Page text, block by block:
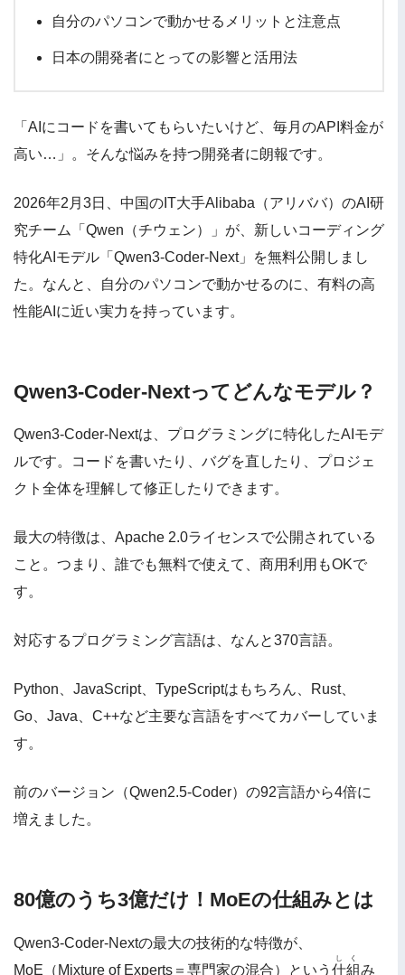
自分のパソコンで動かせるメリットと注意点
日本の開発者にとっての影響と活用法
「AIにコードを書いてもらいたいけど、毎月のAPI料金が
高い…」。そんな悩みを持つ開発者に朗報です。
2026年2月3日、中国のIT大手Alibaba（アリババ）のAI研
究チーム「Qwen（チウェン）」が、新しいコーディング
特化AIモデル「Qwen3-Coder-Next」を無料公開しまし
た。なんと、自分のパソコンで動かせるのに、有料の高
性能AIに近い実力を持っています。
Qwen3-Coder-Nextってどんなモデル？
Qwen3-Coder-Nextは、プログラミングに特化したAIモデ
ルです。コードを書いたり、バグを直したり、プロジェ
クト全体を理解して修正したりできます。
最大の特徴は、Apache 2.0ライセンスで公開されている
こと。つまり、誰でも無料で使えて、商用利用もOKで
す。
対応するプログラミング言語は、なんと370言語。
Python、JavaScript、TypeScriptはもちろん、Rust、
Go、Java、C++など主要な言語をすべてカバーしていま
す。
前のバージョン（Qwen2.5-Coder）の92言語から4倍に
増えました。
80億のうち3億だけ！MoEの仕組みとは
Qwen3-Coder-Nextの最大の技術的な特徴が、
MoE（Mixture of Experts＝専門家の混合）という 仕組
しく
み